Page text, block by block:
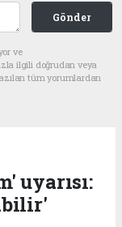
Gönder
ve
ilgili doğrudan veya
tüm yorumlardan
uyarısı: